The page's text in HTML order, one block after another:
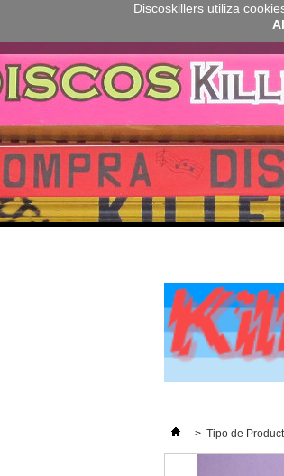
Discoskillers utiliza
> Tipo de